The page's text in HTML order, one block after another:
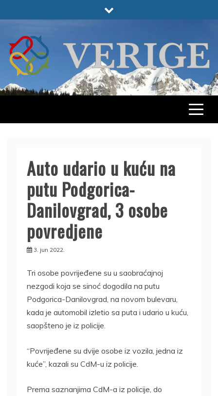
to
VERIGE
ODABRANO
Auto udario u kuću na
putu Podgorica-
Danilovgrad, 3 osobe
povredjene
3. jun 2022.
Tri osobe povrijeđene su u saobraćajnoj
nezgodi koja se sinoć dogodila na putu
Podgorica-Danilovgrad, na novom bulevaru,
kada je automobil izletio sa puta i udario u kuću,
saopšteno je iz policije.
“Povrijeđene su dvije osobe iz vozila, jedna iz
kuće”, kazali su CdM-u iz policije.
Prema saznanjima CdM-a iz policije, do